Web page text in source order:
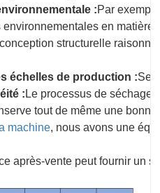
:Par
en matière
structurelle
échelles de production :
: Le processus de séchage
tout de même une
machine, nous avons une
après-vente peut fournir un